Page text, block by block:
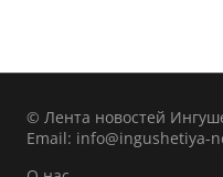
© Лента новостей
Email: info@ingushetiya-